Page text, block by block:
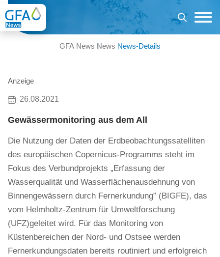
GFA News News News-Details
Anzeige
26.08.2021
Gewässermonitoring aus dem All
Die Nutzung der Daten der Erdbeobachtungssatelliten
des europäischen Copernicus-Programms steht im
Fokus des Verbundprojekts „Erfassung der
Wasserqualität und Wasserflächenausdehnung von
Binnengewässern durch Fernerkundung” (BIGFE), das
vom Helmholtz-Zentrum für Umweltforschung
(UFZ)geleitet wird. Für das Monitoring von
Küstenbereichen der Nord- und Ostsee werden
Fernerkundungsdaten bereits routiniert und erfolgreich